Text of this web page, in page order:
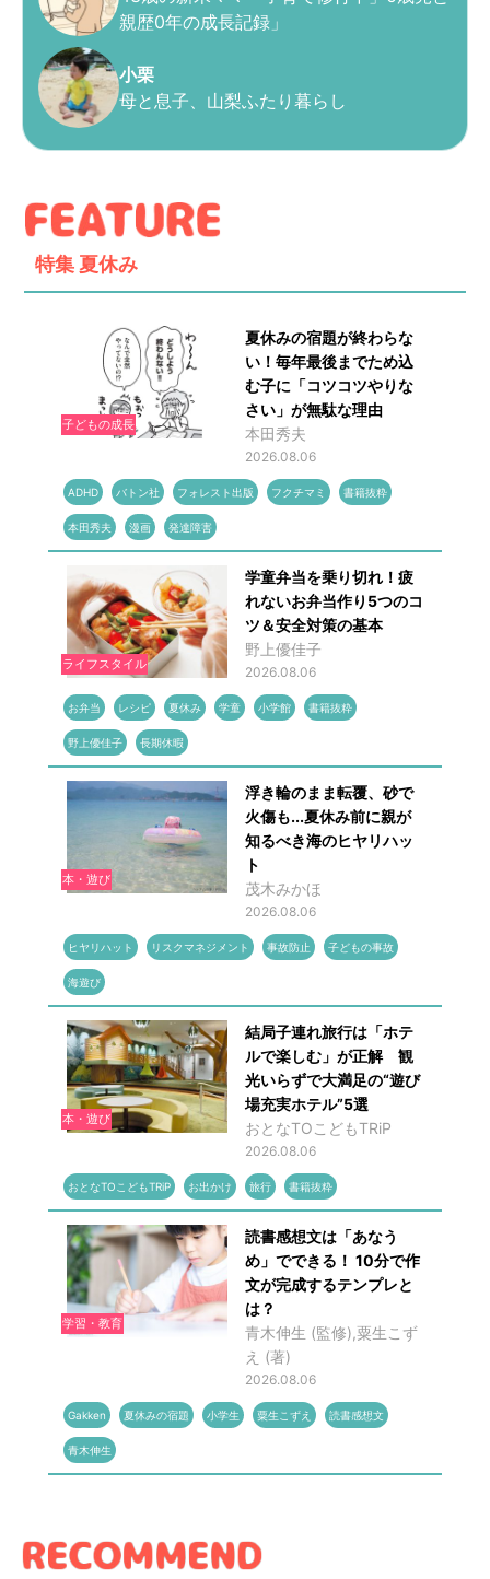
親歴0年の成長記録」
小栗
母と息子、山梨ふたり暮らし
特集 夏休み
子どもの成長
夏休みの宿題が終わらな
い！毎年最後までため込
む子に「コツコツやりな
さい」が無駄な理由
本田秀夫
2026.08.06
ADHD バトン社 フォレスト出版 フクチマミ 書籍抜粋
本田秀夫 漫画 発達障害
ライフスタイル
学童弁当を乗り切れ！疲
れないお弁当作り5つのコ
ツ＆安全対策の基本
野上優佳子
2026.08.06
お弁当 レシピ 夏休み 学童 小学館 書籍抜粋
野上優佳子 長期休暇
本・遊び
浮き輪のまま転覆、砂で
火傷も...夏休み前に親が
知るべき海のヒヤリハッ
ト
茂木みかほ
2026.08.06
ヒヤリハット リスクマネジメント 事故防止 子どもの事故
海遊び
本・遊び
結局子連れ旅行は「ホテ
ルで楽しむ」が正解 観
光いらずで大満足の“遊び
場充実ホテル”5選
おとなTOこどもTRiP
2026.08.06
おとなTOこどもTRiP お出かけ 旅行 書籍抜粋
学習・教育
読書感想文は「あなう
め」でできる！ 10分で作
文が完成するテンプレと
は？
青木伸生 (監修),粟生こず
え (著)
2026.08.06
Gakken 夏休みの宿題 小学生 粟生こずえ 読書感想文
青木伸生